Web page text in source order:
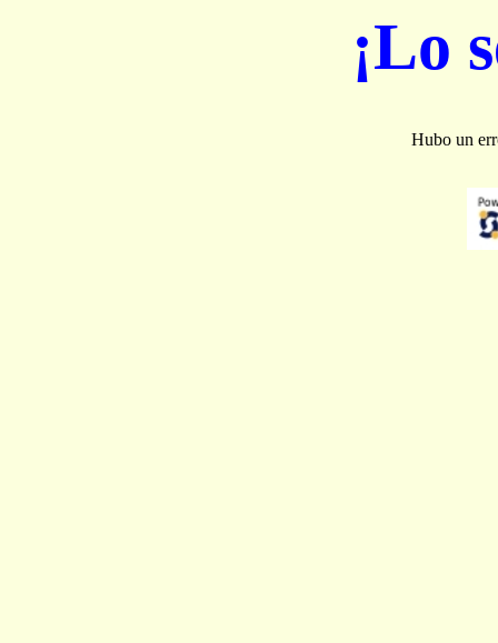
¡Lo
Hubo un